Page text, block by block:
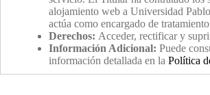
alojamiento web a Universidad
actúa como encargado de
Derechos: Acceder, rectificar y
Información Adicional: Puede
información detallada en la Política